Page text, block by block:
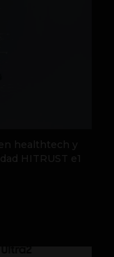
healthtech y
HITRUST e1